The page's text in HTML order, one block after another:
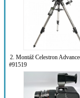
2. Montáž Celestron
#91519